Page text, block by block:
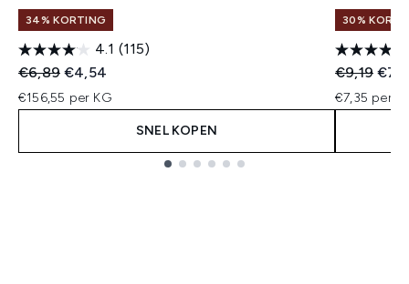
34% KORTING
4.1 (115)
Recommended Retail Price:
€6,89 Huidige prijs:
€4,54
€156,55 per KG
SNEL KOPEN
30%
€9,19
€7,35 per